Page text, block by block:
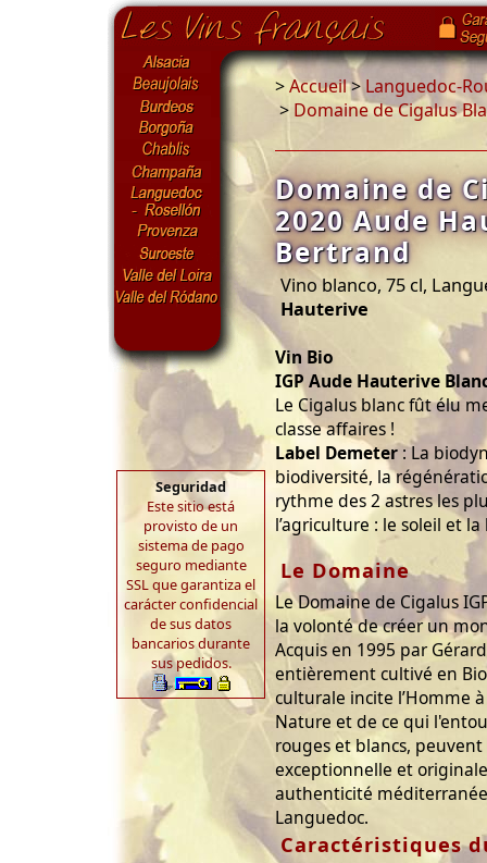
Seguridad
Este sitio está
provisto de un
sistema de pago
seguro mediante
SSL que garantiza el
carácter confidencial
de sus datos
bancarios durante
sus pedidos.
>Accueil>Languedoc-
> Domaine de Cigalus
Domaine de
2020 Aude
Bertrand
Vino blanco, 75 cl,
Hauterive
Vin Bio
IGP Aude Hauterive
Le Cigalus blanc fût élu
classe affaires !
Label Demeter : La
biodiversité, la
rythme des 2 astres les
l’agriculture : le soleil et
Le Domaine
Le Domaine de Cigalus
la volonté de créer un
Acquis en 1995 par
entièrement cultivé en
culturale incite l’Homme
Nature et de ce qui
rouges et blancs,
exceptionnelle et
authenticité
Languedoc.
Caractéristiques